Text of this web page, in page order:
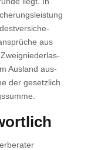
aus
Aus­land aus­
der gesetz­lich